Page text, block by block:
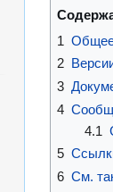
1 Общее
2
3
4
4.1
5
6 См.